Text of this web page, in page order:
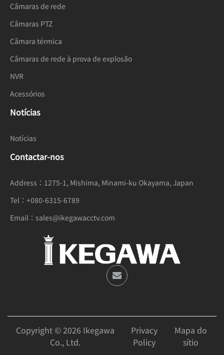
Câmaras de rede
Câmaras PTZ
Câmara térmica
Câmaras de rede à prova de explosão
NVR
Acessórios
Notícias
Notícias
Contactar-nos
Address： 1275-1, Mishima, Minami-ku Okayama, Japan
Tel： +080-6315-6789
Email： sales@ikegawacctv.com
Copyright © 2026 Ikegawa
Co., Ltd.
Privacy
Policy
Mapa do
sítio